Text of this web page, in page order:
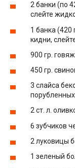
2 банки (по
слейте
1 банка (420
кидни,
900 гр.
450 гр.
3 слайса
2 ст. л.
6 зубчиков
2 луковицы
1 зеленый